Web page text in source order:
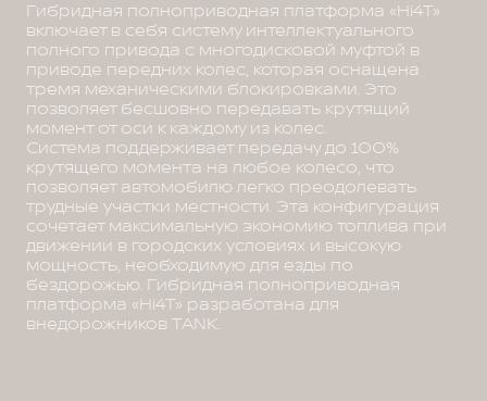
Гибридная полноприводная платформа «Hi4T»
включает в себя систему интеллектуального
полного привода с многодисковой муфтой в
приводе передних колес, которая оснащена
тремя механическими блокировками. Это
позволяет бесшовно передавать крутящий
момент от оси к каждому из колес.
Система поддерживает передачу до 100%
крутящего момента на любое колесо, что
позволяет автомобилю легко преодолевать
трудные участки местности. Эта конфигурация
сочетает максимальную экономию топлива при
движении в городских условиях и высокую
мощность, необходимую для езды по
бездорожью. Гибридная полноприводная
платформа «Hi4T» разработана для
внедорожников TANK.